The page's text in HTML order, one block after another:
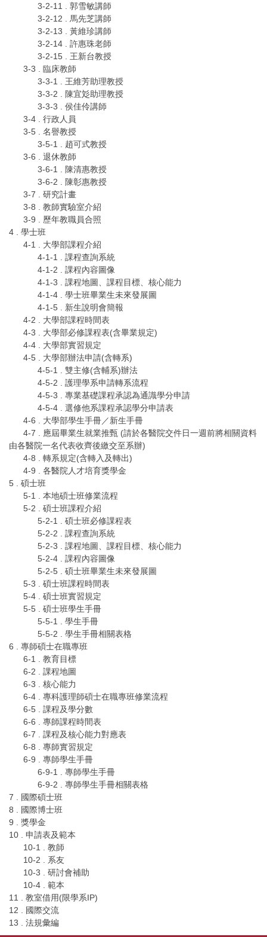
3-2-11 . 郭雪敏講師
3-2-12 . 馬先芝講師
3-2-13 . 黃維珍講師
3-2-14 . 許惠珠老師
3-2-15 . 王新台教授
3-3 . 臨床教師
3-3-1 . 王維芳助理教授
3-3-2 . 陳宜彣助理教授
3-3-3 . 侯佳伶講師
3-4 . 行政人員
3-5 . 名譽教授
3-5-1 . 趙可式教授
3-6 . 退休教師
3-6-1 . 陳清惠教授
3-6-2 . 陳彰惠教授
3-7 . 研究計畫
3-8 . 教師實驗室介紹
3-9 . 歷年教職員合照
4 . 學士班
4-1 . 大學部課程介紹
4-1-1 . 課程查詢系統
4-1-2 . 課程內容圖像
4-1-3 . 課程地圖、課程目標、核心能力
4-1-4 . 學士班畢業生未來發展圖
4-1-5 . 新生說明會簡報
4-2 . 大學部課程時間表
4-3 . 大學部必修課程表(含畢業規定)
4-4 . 大學部實習規定
4-5 . 大學部辦法申請(含轉系)
4-5-1 . 雙主修(含輔系)辦法
4-5-2 . 護理學系申請轉系流程
4-5-3 . 專業基礎課程承認為通識學分申請
4-5-4 . 選修他系課程承認學分申請表
4-6 . 大學部學生手冊／新生手冊
4-7 . 應屆畢業生就業推甄 (請於各醫院交件日一週前將相關資料
由各醫院一名代表收齊後繳交至系辦)
4-8 . 轉系規定(含轉入及轉出)
4-9 . 各醫院人才培育獎學金
5 . 碩士班
5-1 . 本地碩士班修業流程
5-2 . 碩士班課程介紹
5-2-1 . 碩士班必修課程表
5-2-2 . 課程查詢系統
5-2-3 . 課程地圖、課程目標、核心能力
5-2-4 . 課程內容圖像
5-2-5 . 碩士班畢業生未來發展圖
5-3 . 碩士班課程時間表
5-4 . 碩士班實習規定
5-5 . 碩士班學生手冊
5-5-1 . 學生手冊
5-5-2 . 學生手冊相關表格
6 . 專師碩士在職專班
6-1 . 教育目標
6-2 . 課程地圖
6-3 . 核心能力
6-4 . 專科護理師碩士在職專班修業流程
6-5 . 課程及學分數
6-6 . 專師課程時間表
6-7 . 課程及核心能力對應表
6-8 . 專師實習規定
6-9 . 專師學生手冊
6-9-1 . 專師學生手冊
6-9-2 . 專師學生手冊相關表格
7 . 國際碩士班
8 . 國際博士班
9 . 獎學金
10 . 申請表及範本
10-1 . 教師
10-2 . 系友
10-3 . 研討會補助
10-4 . 範本
11 . 教室借用(限學系IP)
12 . 國際交流
13 . 法規彙編